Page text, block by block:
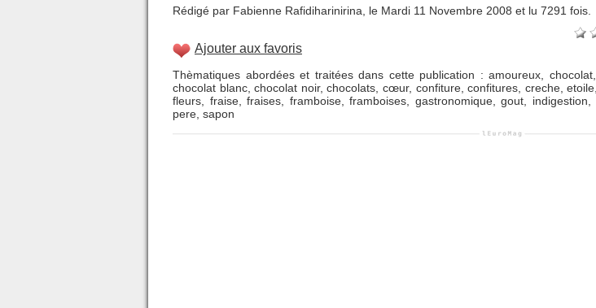
Rédigé par Fabienne Rafidiharinirina, le Mardi 11 Novembre 2008 et lu 7291 fois.
Ajouter aux favoris
Thèmatiques abordées et traitées dans cette publication : amoureux chocolat,
chocolat blanc,chocolat noir,chocolats cœur, confiture,confitures creche,etoile
fleurs
fraise, fraises framboise, framboises gastronomique, gout indigestion
pere sapon